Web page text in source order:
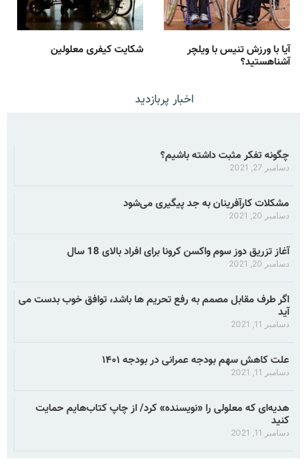
شکایت کیفری معلولین آیا با ورزش تنیس با ویلچر
آشناهستید؟
اخبار پربازدید
چگونه تفکر مثبت داشته باشیم؟
دسامبر 27, 2021
مشکلات کارآفرینان به جد پیگیری می‌شود
دسامبر 20, 2021
آغاز تزریق دوز سوم واکسن کرونا برای افراد بالای 18 سال
دسامبر 20, 2021
اگر طرف مقابل مصمم به رفع تحریم ها باشد، توافق خوب بدست می
آید
دسامبر 11, 2021
علت کاهش سهم بودجه عمرانی در بودجه ۱۴۰۱
دسامبر 11, 2021
هدیه‌ای که معلولی را «نویسنده» کرد/ از چاپ کتاب‌هایم حمایت
کنید
دسامبر 11, 2021